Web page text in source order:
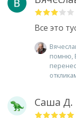
Все это
помню,
Саша Д.